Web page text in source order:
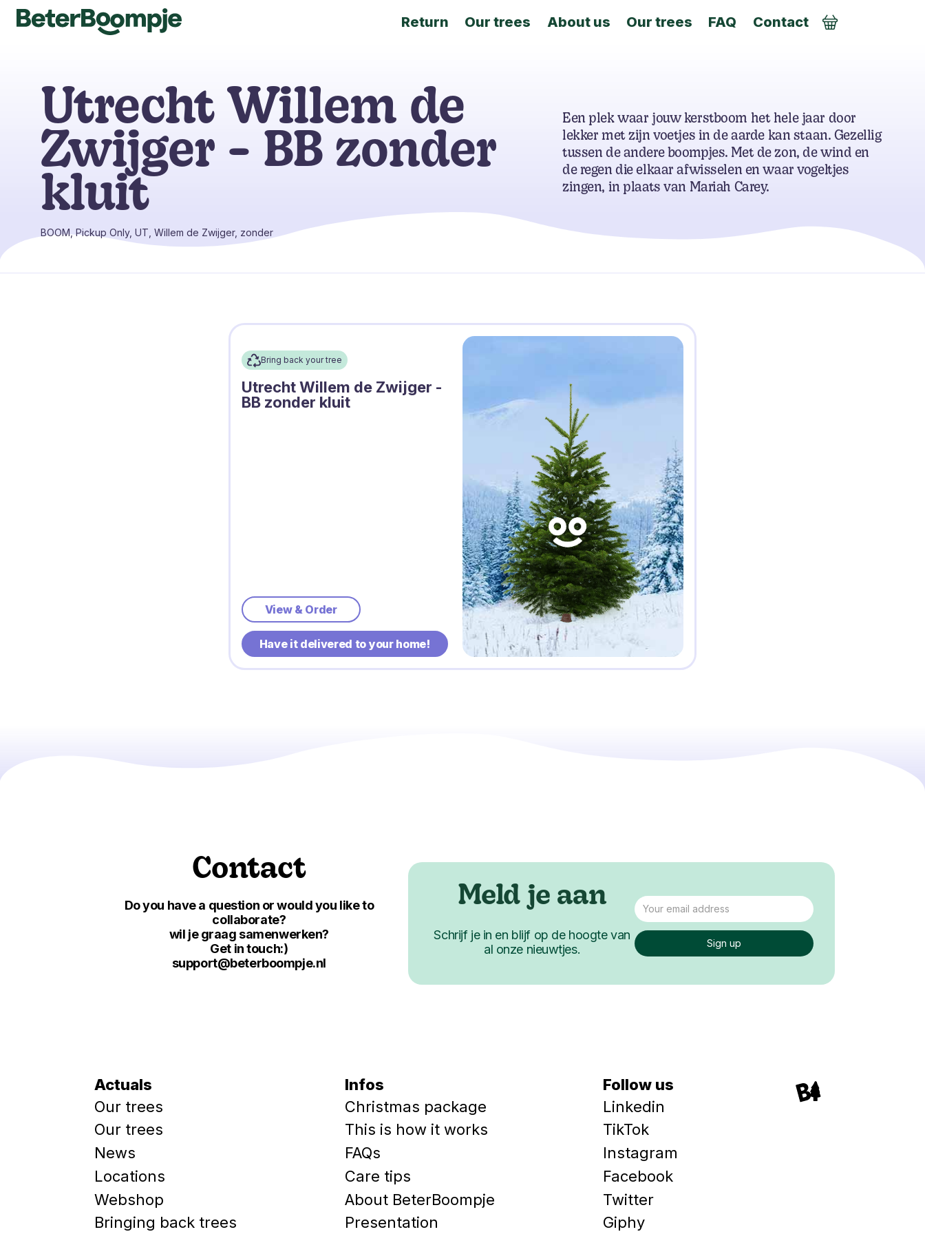
Return Our trees About us Our trees FAQ Contact
Utrecht Willem de
Zwijger - BB zonder
kluit
BOOM, Pickup Only, UT, Willem de Zwijger, zonder
Een plek waar jouw kerstboom het hele jaar door
lekker met zijn voetjes in de aarde kan staan. Gezellig
tussen de andere boompjes. Met de zon, de wind en
de regen die elkaar afwisselen en waar vogeltjes
zingen, in plaats van Mariah Carey.
Bring back your tree
Utrecht Willem de Zwijger -
BB zonder kluit
View & Order
Have it delivered to your home!
Contact
Do you have a question or would you like to
collaborate?
wil je graag samenwerken?
Get in touch:)
support@beterboompje.nl
Meld je aan
Schrijf je in en blijf op de hoogte van
al onze nieuwtjes.
Actuals
Our trees
Our trees
News
Locations
Webshop
Bringing back trees
Infos
Christmas package
This is how it works
FAQs
Care tips
About BeterBoompje
Presentation
Follow us
Linkedin
TikTok
Instagram
Facebook
Twitter
Giphy